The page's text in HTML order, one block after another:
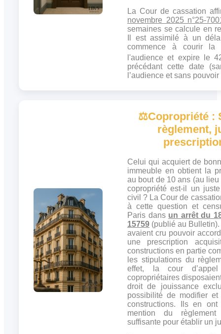
La Cour de cassation
novembre 2025 n°25-
semaines se calcule en
Il est assimilé à un
commence à courir
l'audience et expire le
précédant cette date
l’audience et sans
⚖️Copropriété :
règlement,
Celui qui acquiert de
immeuble en obtient la
au bout de 10 ans (au
copropriété est-il un
civil ? La Cour de
à cette question et
Paris dans un arrêt du
15759 (publié au
avaient cru pouvoir
une prescription
constructions en partie
les stipulations du
effet, la cour
copropriétaires
droit de jouissance
possibilité de modifier
constructions. Ils en
mention du
suffisante pour établir un